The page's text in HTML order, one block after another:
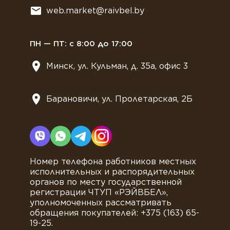
web.market@raivbel.by
ПН — ПТ: с 8:00 до 17:00
Минск, ул. Кульман, д. 35а, офис 3
Барановичи, ул. Пролетарская, 2Б
Номер телефона работников местных
исполнительных и распорядительных
органов по месту государственной
регистрации ЧТУП «РЭЙВБЕЛ»,
уполномоченных рассматривать
обращения покупателей: +375 (163) 65-
19-25.